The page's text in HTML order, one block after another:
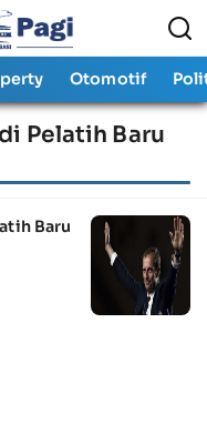
Otomotif
Pelatih Baru
Baru